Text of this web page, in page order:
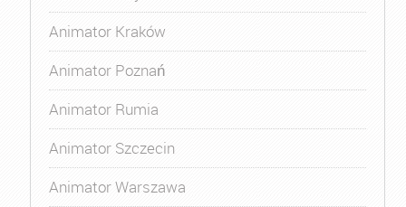
Animator Kraków
Animator Poznań
Animator Rumia
Animator Szczecin
Animator Warszawa